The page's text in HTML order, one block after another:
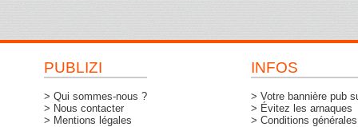
PUBLIZI
> Qui sommes-nous ?
> Nous contacter
> Mentions légales
INFOS
> Votre bannière pub
> Évitez les arnaques
> Conditions